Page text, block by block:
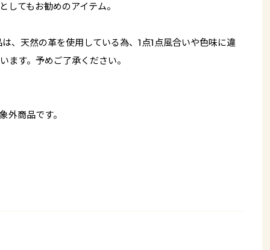
してもお勧めのアイテム。
、天然の革を使用している為、1点1点風合いや色味に違
ます。予めご了承ください。
外商品です。